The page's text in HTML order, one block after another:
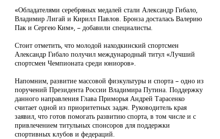
«Обладателями серебряных медалей стали Александр Гибало,
Владимир Лигай и Кирилл Павлов. Бронза досталась Валерию
Пак и Сергею Ким», – добавили специалисты.
Стоит отметить, что молодой находкинский спортсмен
Александр Гибало получил международный титул «Лучший
спортсмен Чемпионата среди юниоров».
Напомним, развитие массовой физкультуры и спорта – одно из
поручений Президента России Владимира Путина. Поддержку
данного направления Глава Приморья Андрей Тарасенко
считает одной из приоритетных задач. Руководитель края
заявил, что готов помогать развитию спорта, в том числе и с
привлечением титульных спонсоров для поддержки
спортивных клубов и федераций.